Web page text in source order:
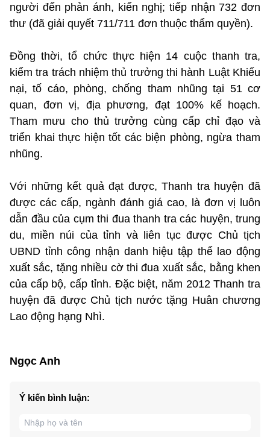
người đến phản ánh, kiến nghị; tiếp nhận 732 đơn
thư (đã giải quyết 711/711 đơn thuộc thẩm quyền).
Đồng thời, tổ chức thực hiện 14 cuộc thanh tra,
kiểm tra trách nhiệm thủ trưởng thi hành Luật Khiếu
nại, tố cáo, phòng, chống tham nhũng tại 51 cơ
quan, đơn vị, địa phương, đạt 100% kế hoạch.
Tham mưu cho thủ trưởng cùng cấp chỉ đạo và
triển khai thực hiện tốt các biện phòng, ngừa tham
nhũng.
Với những kết quả đạt được, Thanh tra huyện đã
được các cấp, ngành đánh giá cao, là đơn vị luôn
dẫn đầu của cụm thi đua thanh tra các huyện, trung
du, miền núi của tỉnh và liên tục được Chủ tịch
UBND tỉnh công nhận danh hiệu tập thể lao động
xuất sắc, tặng nhiều cờ thi đua xuất sắc, bằng khen
của cấp bộ, cấp tỉnh. Đặc biệt, năm 2012 Thanh tra
huyện đã được Chủ tịch nước tặng Huân chương
Lao động hạng Nhì.
Ngọc Anh
Ý kiến bình luận: